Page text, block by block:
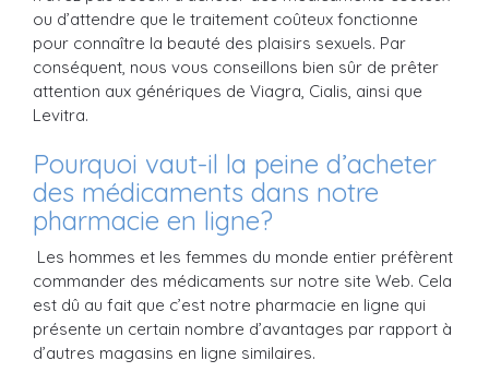
ou d’attendre que le traitement coûteux fonctionne
pour connaître la beauté des plaisirs sexuels. Par
conséquent, nous vous conseillons bien sûr de prêter
attention aux génériques de Viagra, Cialis, ainsi que
Levitra.
Pourquoi vaut-il la peine d’acheter
des médicaments dans notre
pharmacie en ligne?
Les hommes et les femmes du monde entier préfèrent
commander des médicaments sur notre site Web. Cela
est dû au fait que c’est notre pharmacie en ligne qui
présente un certain nombre d’avantages par rapport à
d’autres magasins en ligne similaires.